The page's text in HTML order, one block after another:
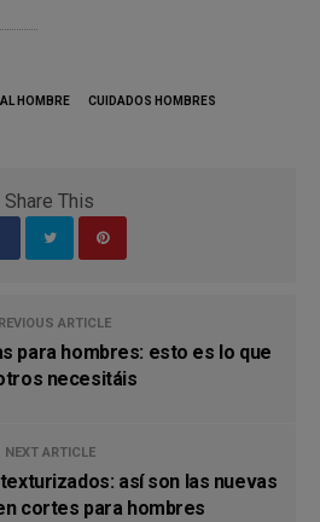
HOMBRE CUIDADOS HOMBRES
Share This
ARTICLE
para hombres: esto es lo que
necesitáis
NEXT ARTICLE
así son las nuevas
cortes para hombres